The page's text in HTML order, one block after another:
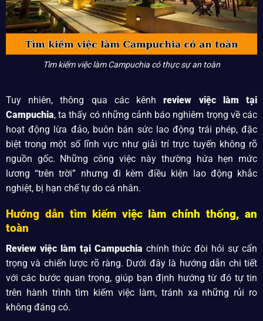
Tìm kiếm việc làm Campuchia có thực sự an toàn
Tuy nhiên, thông qua các kênhreview việc làm tại
Campuchia, ta thấy có những cảnh báo nghiêm trọng về các
hoạt động lừa đảo, buôn bán sức lao động trái phép, đặc
biệt trong một số lĩnh vực như giải trí trực tuyến không rõ
nguồn gốc. Những công việc này thường hứa hẹn mức
lương “trên trời” nhưng đi kèm điều kiện lao động khắc
nghiệt, bị hạn chế tự do cá nhân.
Hướng dẫn tìm kiếm việc làm chính thống, an
toàn
Review việc làm tại Campuchia chính thức đòi hỏi sự cẩn
trọng và chiến lược rõ ràng. Dưới đây là hướng dẫn chi tiết
với các bước quan trọng, giúp bạn định hướng từ đó tự tin
trên hành trình tìm kiếm việc làm, tránh xa những rủi ro
không đáng có.